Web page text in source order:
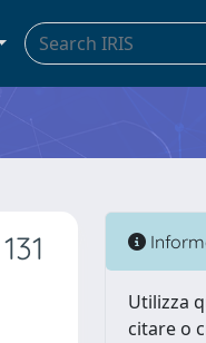
Utilizza
citare o